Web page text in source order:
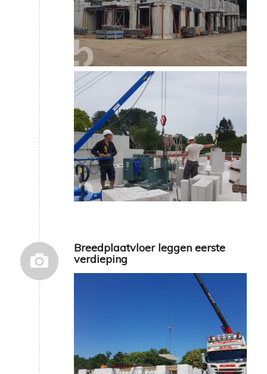
Breedplaatvloer leggen eerste
verdieping